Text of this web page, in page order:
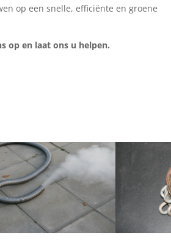
op een snelle, efficiënte en groene
op en laat ons u helpen.